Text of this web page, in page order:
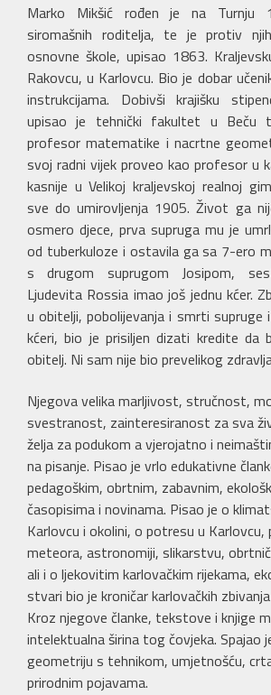
Marko Mikšić rođen je na Turnju
siromašnih roditelja, te je protiv
osnovne škole, upisao 1863.
Rakovcu, u Karlovcu. Bio je dobar
instrukcijama. Dobivši krajišku
upisao je tehnički fakultet u Beču
profesor matematike i nacrtne
svoj radni vijek proveo kao profesor u
kasnije u Velikoj kraljevskoj realnoj
sve do umirovljenja 1905. Život ga
osmero djece, prva supruga mu je
od tuberkuloze i ostavila ga sa 7-ero
s drugom suprugom Josipom,
Ljudevita Rossia imao još jednu kćer.
u obitelji, pobolijevanja i smrti supruge
kćeri, bio je prisiljen dizati kredite da
obitelj. Ni sam nije bio prevelikog
Njegova velika marljivost, stručnost,
svestranost, zainteresiranost za sva
želja za podukom a vjerojatno i
na pisanje. Pisao je vrlo edukativne
pedagoškim, obrtnim, zabavnim,
časopisima i novinama. Pisao je o
Karlovcu i okolini, o potresu u Karlovcu,
meteora, astronomiji, slikarstvu,
ali i o ljekovitim karlovačkim rijekama,
stvari bio je kroničar karlovačkih
Kroz njegove članke, tekstove i knjige
intelektualna širina tog čovjeka. Spajao
geometriju s tehnikom, umjetnošću,
prirodnim pojavama.